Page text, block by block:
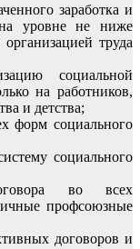
заработка и
уровне не ниже
труда
социальной
на работников,
и детства;
форм социального
социального
во всех
профсоюзные
договоров и